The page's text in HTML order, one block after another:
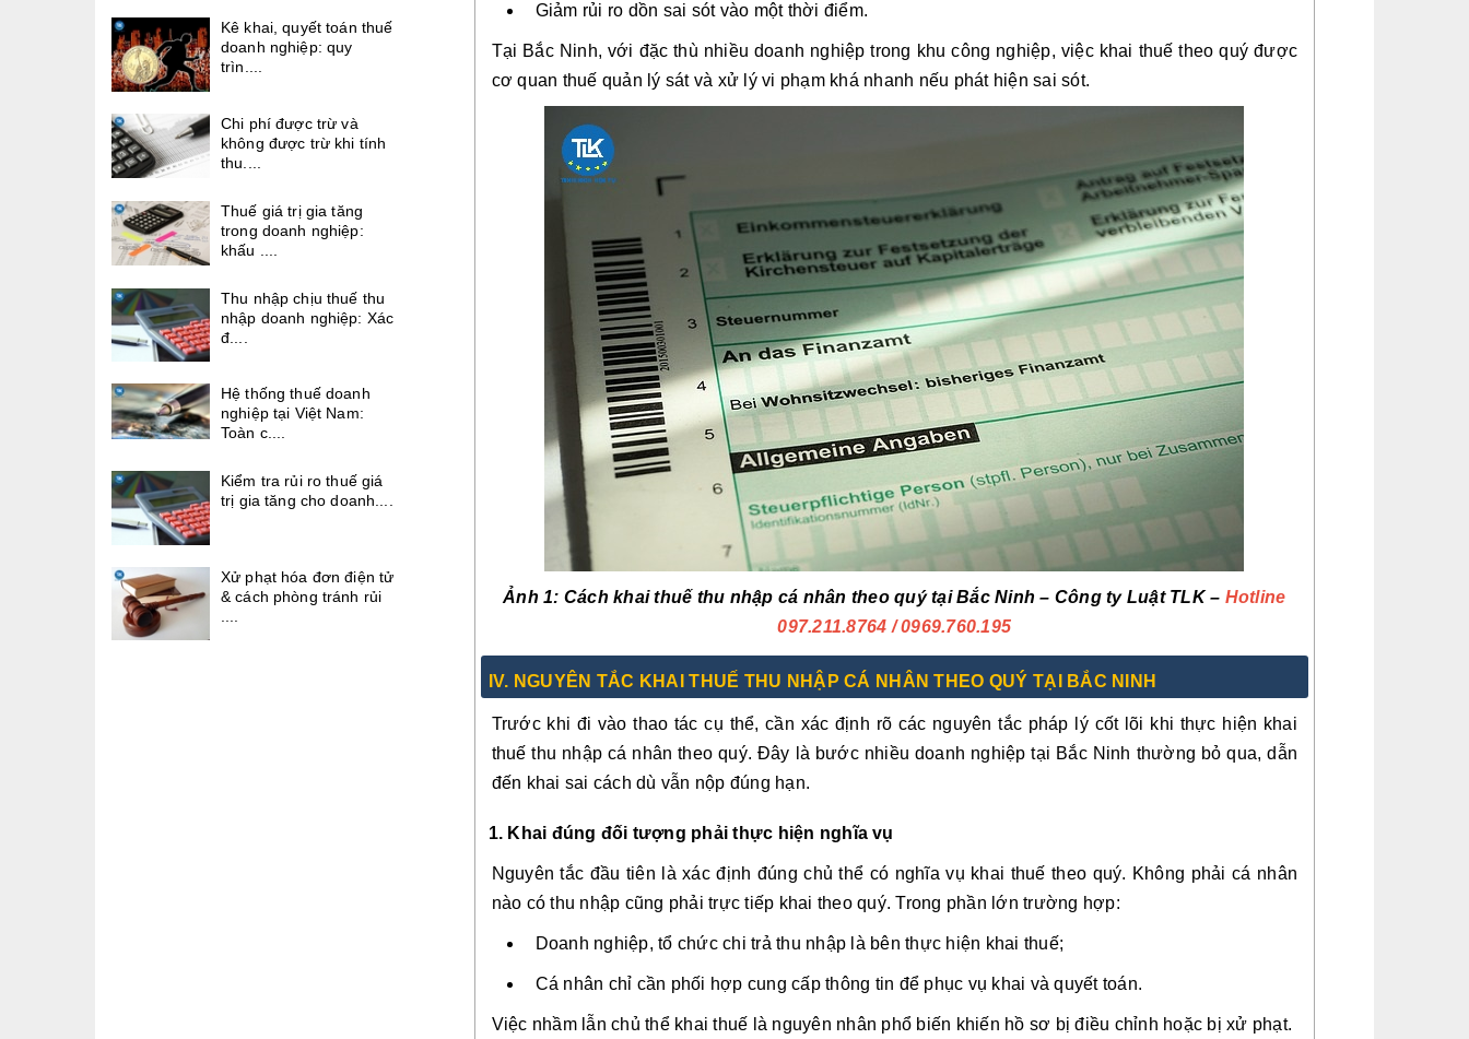
Giảm rủi ro dồn sai sót vào một thời điểm.
Tại Bắc Ninh, với đặc thù nhiều doanh nghiệp trong khu công nghiệp, việc khai thuế theo quý được
cơ quan thuế quản lý sát và xử lý vi phạm khá nhanh nếu phát hiện sai sót.
Ảnh 1: Cách khai thuế thu nhập cá nhân theo quý tại Bắc Ninh – Công ty Luật TLK – Hotline
097.211.8764 / 0969.760.195
IV. NGUYÊN TẮC KHAI THUẾ THU NHẬP CÁ NHÂN THEO QUÝ TẠI BẮC NINH
Trước khi đi vào thao tác cụ thể, cần xác định rõ các nguyên tắc pháp lý cốt lõi khi thực hiện khai
thuế thu nhập cá nhân theo quý. Đây là bước nhiều doanh nghiệp tại Bắc Ninh thường bỏ qua, dẫn
đến khai sai cách dù vẫn nộp đúng hạn.
1. Khai đúng đối tượng phải thực hiện nghĩa vụ
Nguyên tắc đầu tiên là xác định đúng chủ thể có nghĩa vụ khai thuế theo quý. Không phải cá nhân
nào có thu nhập cũng phải trực tiếp khai theo quý. Trong phần lớn trường hợp:
Doanh nghiệp, tổ chức chi trả thu nhập là bên thực hiện khai thuế;
Cá nhân chỉ cần phối hợp cung cấp thông tin để phục vụ khai và quyết toán.
Việc nhầm lẫn chủ thể khai thuế là nguyên nhân phổ biến khiến hồ sơ bị điều chỉnh hoặc bị xử phạt.
Kê khai, quyết toán thuế
doanh nghiệp: quy
trìn....
Chi phí được trừ và
không được trừ khi tính
thu....
Thuế giá trị gia tăng
trong doanh nghiệp:
khấu ....
Thu nhập chịu thuế thu
nhập doanh nghiệp: Xác
đ....
Hệ thống thuế doanh
nghiệp tại Việt Nam:
Toàn c....
Kiểm tra rủi ro thuế giá
trị gia tăng cho doanh....
Xử phạt hóa đơn điện tử
& cách phòng tránh rủi